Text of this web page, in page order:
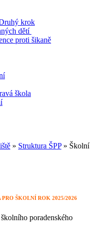
krok
dětí
proti šikaně
škola
» Struktura ŠPP» Školní
ŠKOLNÍ ROK 2025/2026
poradenského